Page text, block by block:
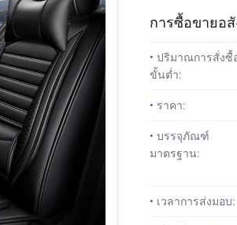
การซื้อขายอ
• ปริมาณการสั่งซื้
ขั้นต่ำ:
• ราคา:
• บรรจุภัณฑ์
มาตรฐาน:
• เวลาการส่งมอบ: